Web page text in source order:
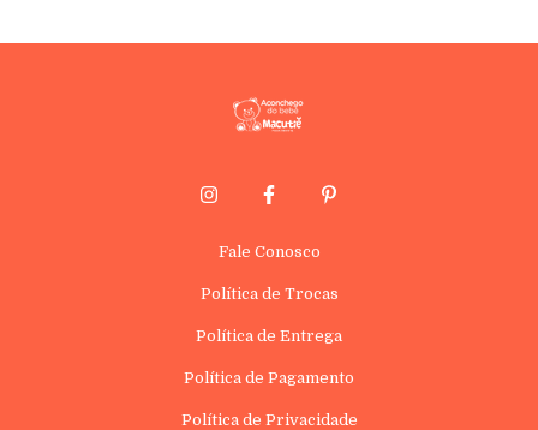
Fale Conosco
Política de Trocas
Política de Entrega
Política de Pagamento
Política de Privacidade